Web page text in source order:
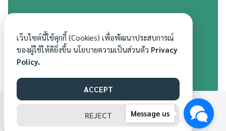
สถิติผู้เข้าชมเว็บไซต์
WWW.MAESAI.AC.TH©[1969] ALL RIGHTS RESERVED.ทีมพัฒนาเว็บไซต์
Message us
เว็บไซต์นี้ใช้คุกกี้ (Cookies) เพื่อพัฒนาประสบการณ์
ของผู้ใช้ให้ดียิ่งขึ้น นโยบายความเป็นส่วนตัว Privacy
Policy.
ACCEPT
REJECT